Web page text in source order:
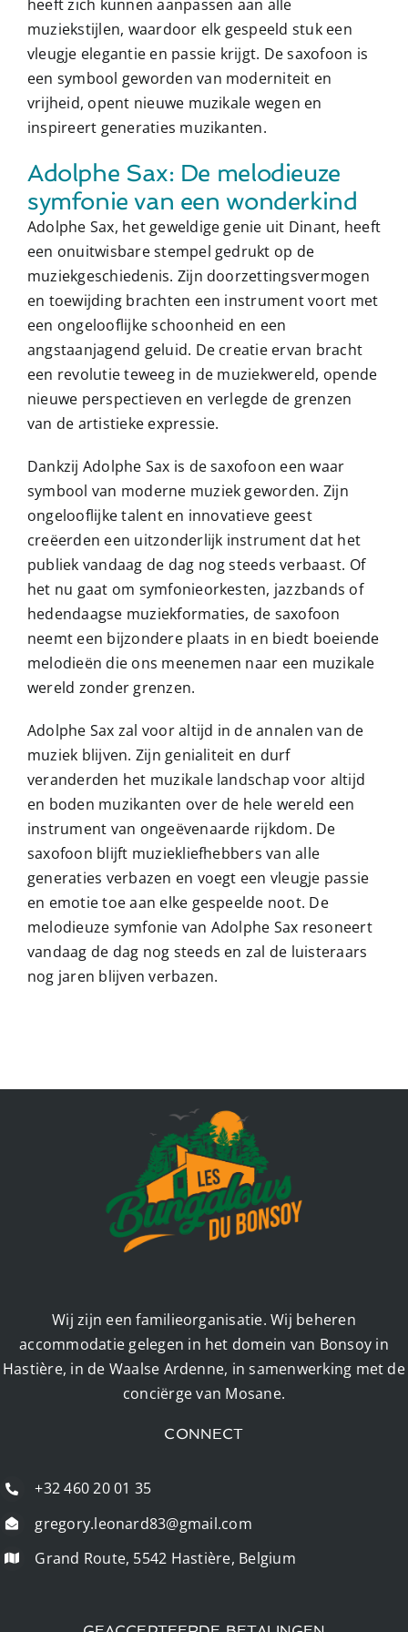
heeft zich kunnen aanpassen aan alle
muziekstijlen, waardoor elk gespeeld stuk een
vleugje elegantie en passie krijgt. De saxofoon is
een symbool geworden van moderniteit en
vrijheid, opent nieuwe muzikale wegen en
inspireert generaties muzikanten.
Adolphe Sax: De melodieuze
symfonie van een wonderkind
Adolphe Sax, het geweldige genie uit Dinant, heeft
een onuitwisbare stempel gedrukt op de
muziekgeschiedenis. Zijn doorzettingsvermogen
en toewijding brachten een instrument voort met
een ongelooflijke schoonheid en een
angstaanjagend geluid. De creatie ervan bracht
een revolutie teweeg in de muziekwereld, opende
nieuwe perspectieven en verlegde de grenzen
van de artistieke expressie.
Dankzij Adolphe Sax is de saxofoon een waar
symbool van moderne muziek geworden. Zijn
ongelooflijke talent en innovatieve geest
creëerden een uitzonderlijk instrument dat het
publiek vandaag de dag nog steeds verbaast. Of
het nu gaat om symfonieorkesten, jazzbands of
hedendaagse muziekformaties, de saxofoon
neemt een bijzondere plaats in en biedt boeiende
melodieën die ons meenemen naar een muzikale
wereld zonder grenzen.
Adolphe Sax zal voor altijd in de annalen van de
muziek blijven. Zijn genialiteit en durf
veranderden het muzikale landschap voor altijd
en boden muzikanten over de hele wereld een
instrument van ongeëvenaarde rijkdom. De
saxofoon blijft muziekliefhebbers van alle
generaties verbazen en voegt een vleugje passie
en emotie toe aan elke gespeelde noot. De
melodieuze symfonie van Adolphe Sax resoneert
vandaag de dag nog steeds en zal de luisteraars
nog jaren blijven verbazen.
Wij zijn een familieorganisatie. Wij beheren
accommodatie gelegen in het domein van Bonsoy in
Hastière, in de Waalse Ardenne, in samenwerking met de
conciërge van Mosane.
CONNECT
+32 460 20 01 35
gregory.leonard83@gmail.com
Grand Route, 5542 Hastière, Belgium